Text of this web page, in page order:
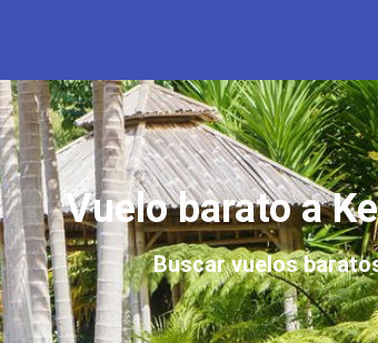
Vuelo barato a
Buscar vuelos